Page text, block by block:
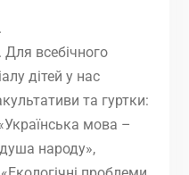
всебічного
дітей у нас
та гуртки:
мова –
народу»,